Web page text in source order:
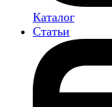
Каталог
Статьи